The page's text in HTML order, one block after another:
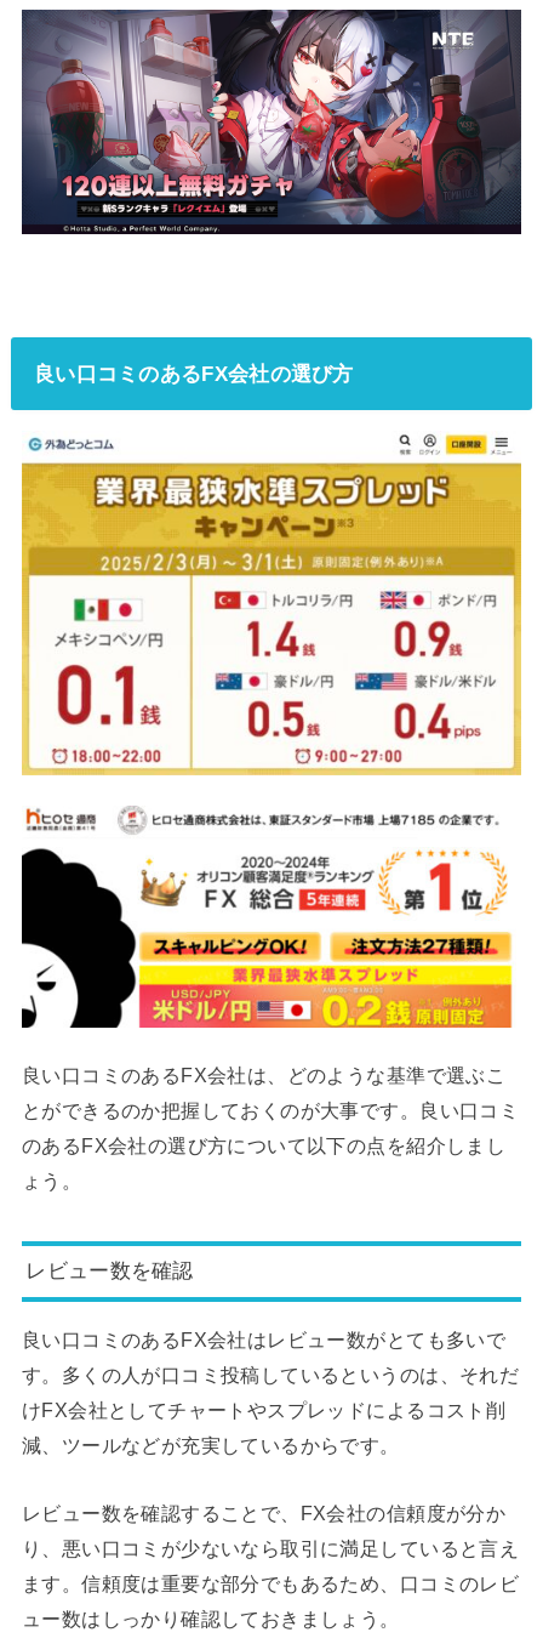
良い口コミのあるFX会社の選び方
良い口コミのあるFX会社は、どのような基準で選ぶこ
とができるのか把握しておくのが大事です。良い口コミ
のあるFX会社の選び方について以下の点を紹介しまし
ょう。
レビュー数を確認
良い口コミのあるFX会社はレビュー数がとても多いで
す。多くの人が口コミ投稿しているというのは、それだ
けFX会社としてチャートやスプレッドによるコスト削
減、ツールなどが充実しているからです。
レビュー数を確認することで、FX会社の信頼度が分か
り、悪い口コミが少ないなら取引に満足していると言え
ます。信頼度は重要な部分でもあるため、口コミのレビ
ュー数はしっかり確認しておきましょう。